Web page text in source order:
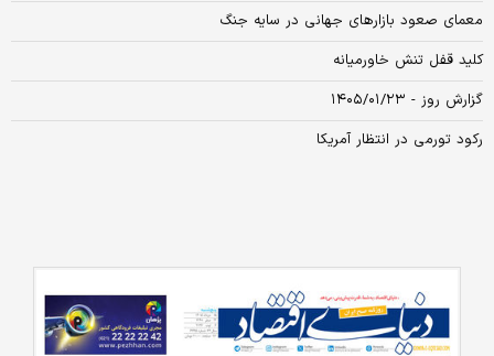
معمای صعود بازارهای جهانی در سایه جنگ
کلید قفل تنش خاورمیانه
گزارش روز - ۱۴۰۵/۰۱/۲۳
رکود تورمی در انتظار آمریکا